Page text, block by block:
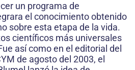
un programa de
el conocimiento obtenido
sobre esta etapa de la vida.
científicos más universales
así como en el editorial del
de agosto del 2003, el